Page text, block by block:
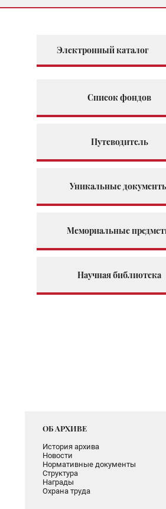
Электронный каталог
Список фондов
Путеводитель
Уникальные
Мемориальные
Научная библиотека
ОБ АРХИВЕ
История архива
Новости
Нормативные документы
Структура
Награды
Охрана труда